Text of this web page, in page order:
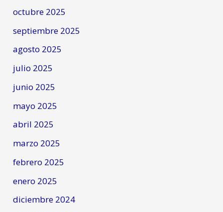
octubre 2025
septiembre 2025
agosto 2025
julio 2025
junio 2025
mayo 2025
abril 2025
marzo 2025
febrero 2025
enero 2025
diciembre 2024